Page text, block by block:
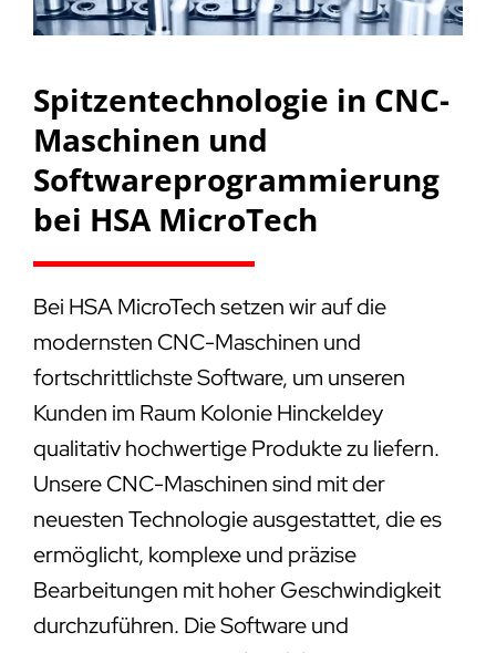
Spitzentechnologie in CNC-
Maschinen und
Softwareprogrammierung
bei HSA MicroTech
Bei HSA MicroTech setzen wir auf die
modernsten CNC-Maschinen und
fortschrittlichste Software, um unseren
Kunden im Raum Kolonie Hinckeldey
qualitativ hochwertige Produkte zu liefern.
Unsere CNC-Maschinen sind mit der
neuesten Technologie ausgestattet, die es
ermöglicht, komplexe und präzise
Bearbeitungen mit hoher Geschwindigkeit
durchzuführen. Die Software und